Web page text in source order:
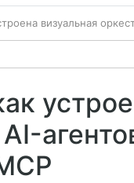
визуальная